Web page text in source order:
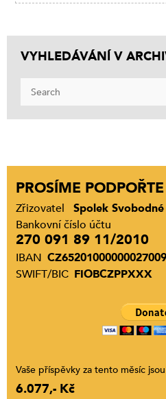
VYHLEDÁVÁNÍ V
PROSÍME
Zřizovatel
Spolek
Bankovní číslo účtu
270 091 89 11/2010
IBAN
SWIFT/BIC FIOBCZPPXXX
Vaše příspěvky za tento měsíc jsou
6.077,- Kč